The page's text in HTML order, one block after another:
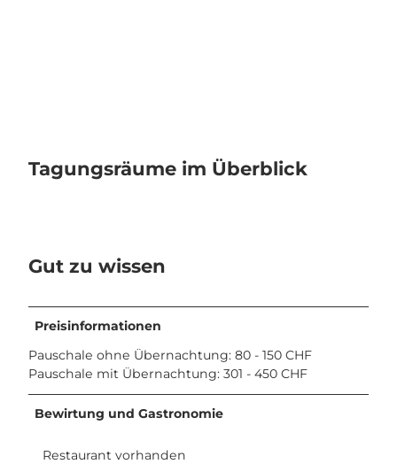
r
)
j
p
Tagungsräume im Überblick
Gut zu wissen
Preisinformationen
Pauschale ohne Übernachtung: 80 - 150 CHF
Pauschale mit Übernachtung: 301 - 450 CHF
Bewirtung und Gastronomie
Restaurant vorhanden